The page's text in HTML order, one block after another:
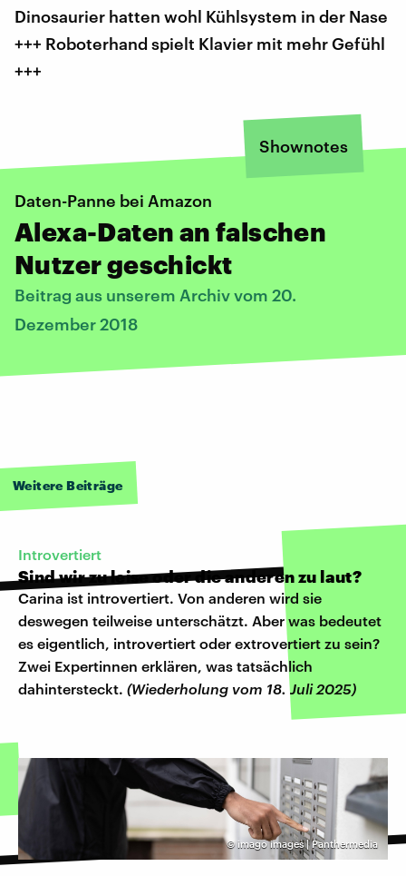
Dinosaurier hatten wohl Kühlsystem in der Nase
+++ Roboterhand spielt Klavier mit mehr Gefühl
+++
Shownotes
Daten-Panne bei Amazon
Alexa-Daten an falschen
Nutzer geschickt
Beitrag aus unserem Archiv vom 20.
Dezember 2018
Weitere Beiträge
Introvertiert
Sind wir zu leise oder die anderen zu laut?
Carina ist introvertiert. Von anderen wird sie
deswegen teilweise unterschätzt. Aber was bedeutet
es eigentlich, introvertiert oder extrovertiert zu sein?
Zwei Expertinnen erklären, was tatsächlich
dahintersteckt. (Wiederholung vom 18. Juli 2025)
©imago images | Panthermedia